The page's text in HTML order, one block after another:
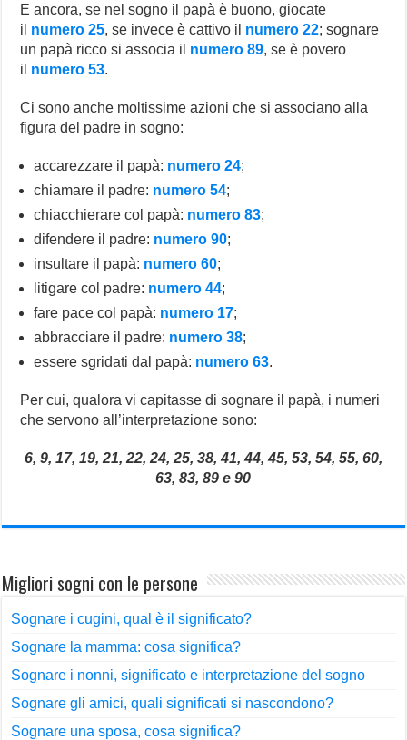
E ancora, se nel sogno il papà è buono, giocate
il numero 25, se invece è cattivo il numero 22; sognare
un papà ricco si associa il numero 89, se è povero
il numero 53.
Ci sono anche moltissime azioni che si associano alla
figura del padre in sogno:
accarezzare il papà: numero 24;
chiamare il padre: numero 54;
chiacchierare col papà: numero 83;
difendere il padre: numero 90;
insultare il papà: numero 60;
litigare col padre: numero 44;
fare pace col papà: numero 17;
abbracciare il padre: numero 38;
essere sgridati dal papà: numero 63.
Per cui, qualora vi capitasse di sognare il papà, i numeri
che servono all’interpretazione sono:
6, 9, 17, 19, 21, 22, 24, 25, 38, 41, 44, 45, 53, 54, 55, 60,
63, 83, 89 e 90
Migliori sogni con le persone
Sognare i cugini, qual è il significato?
Sognare la mamma: cosa significa?
Sognare i nonni, significato e interpretazione del sogno
Sognare gli amici, quali significati si nascondono?
Sognare una sposa, cosa significa?